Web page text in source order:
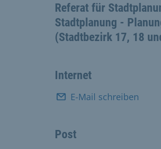
Referat für
Stadtplanung -
(Stadtbezirk 17, 18
Internet
E-Mail schreiben
Post